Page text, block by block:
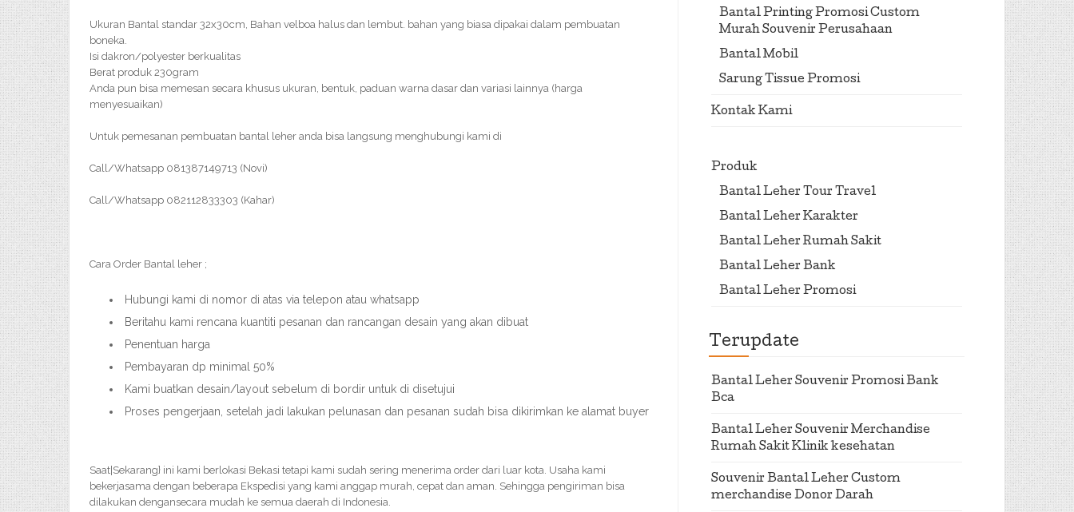
Ukuran Bantal standar 32x30cm, Bahan velboa halus dan lembut. bahan yang biasa dipakai dalam pembuatan
boneka.
Isi dakron/polyester berkualitas
Berat produk 230gram
Anda pun bisa memesan secara khusus ukuran, bentuk, paduan warna dasar dan variasi lainnya (harga
menyesuaikan)
Untuk pemesanan pembuatan bantal leher anda bisa langsung menghubungi kami di
Call/Whatsapp 081387149713 (Novi)
Call/Whatsapp 082112833303 (Kahar)
Cara Order Bantal leher ;
Hubungi kami di nomor di atas via telepon atau whatsapp
Beritahu kami rencana kuantiti pesanan dan rancangan desain yang akan dibuat
Penentuan harga
Pembayaran dp minimal 50%
Kami buatkan desain/layout sebelum di bordir untuk di disetujui
Proses pengerjaan, setelah jadi lakukan pelunasan dan pesanan sudah bisa dikirimkan ke alamat buyer
Saat|Sekarang} ini kami berlokasi Bekasi tetapi kami sudah sering menerima order dari luar kota. Usaha kami
bekerjasama dengan beberapa Ekspedisi yang kami anggap murah, cepat dan aman. Sehingga pengiriman bisa
dilakukan dengansecara mudah ke semua daerah di Indonesia.
Bantal Printing Promosi Custom
Murah Souvenir Perusahaan
Bantal Mobil
Sarung Tissue Promosi
Kontak Kami
Produk
Bantal Leher Tour Travel
Bantal Leher Karakter
Bantal Leher Rumah Sakit
Bantal Leher Bank
Bantal Leher Promosi
Terupdate
Bantal Leher Souvenir Promosi Bank
Bca
Bantal Leher Souvenir Merchandise
Rumah Sakit Klinik kesehatan
Souvenir Bantal Leher Custom
merchandise Donor Darah